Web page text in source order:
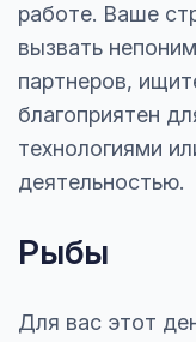
работе. Ваше
вызвать
партнеров,
благоприятен
технологиями
деятельностью.
Рыбы
Для вас этот